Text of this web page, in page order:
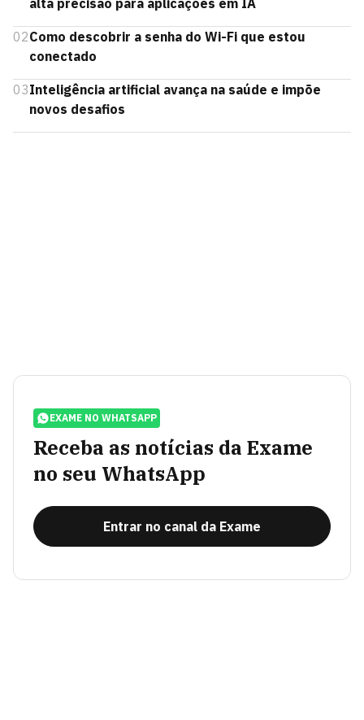
alta precisão para aplicações em IA
02Como descobrir a senha do Wi-Fi que estou
conectado
03Inteligência artificial avança na saúde e impõe
novos desafios
EXAME NO WHATSAPP
Receba as notícias da Exame
no seu WhatsApp
Entrar no canal da Exame